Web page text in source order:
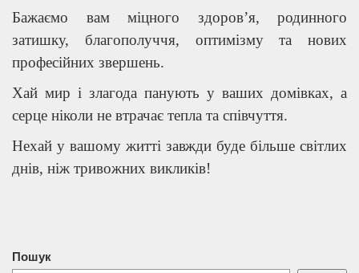
Бажаємо вам міцного здоров’я, родинного
затишку, благополуччя, оптимізму та нових
професійних звершень.
Хай мир і злагода панують у ваших домівках, а
серце ніколи не втрачає тепла та співчуття.
Нехай у вашому житті завжди буде більше світлих
днів, ніж тривожних викликів!
Пошук